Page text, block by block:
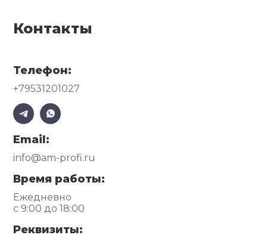
Контакты
Телефон:
+79531201027
Email:
info@am-profi.ru
Время работы:
Ежедневно
с 9:00 до 18:00
Реквизиты: